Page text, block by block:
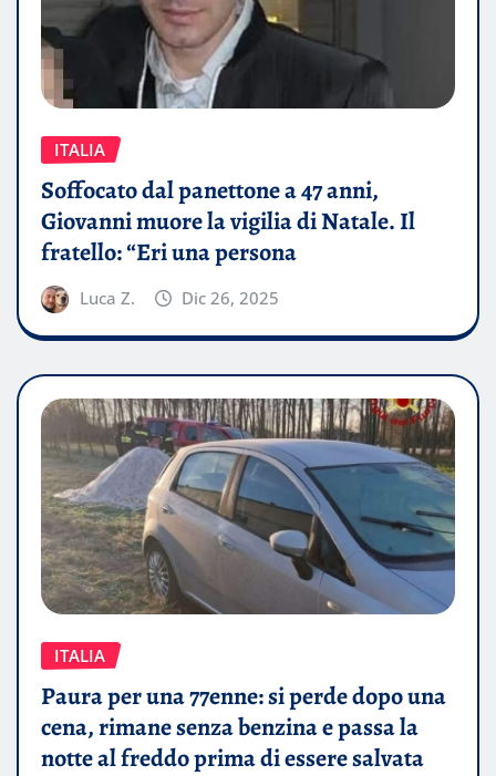
ITALIA
Soffocato dal panettone a 47 anni,
Giovanni muore la vigilia di Natale. Il
fratello: “Eri una persona
Luca Z. Dic 26, 2025
ITALIA
Paura per una 77enne: si perde dopo una
cena, rimane senza benzina e passa la
notte al freddo prima di essere salvata